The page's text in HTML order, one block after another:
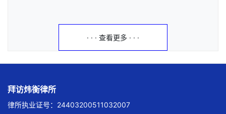
· · · 查看更多 · · ·
拜访炜衡律所
律所执业证号：24403200511032007